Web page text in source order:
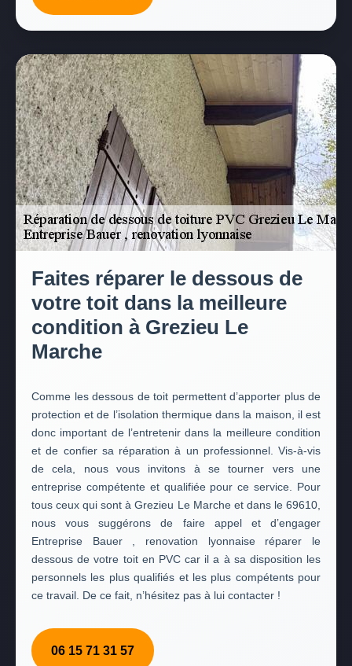
Faites réparer le dessous de
votre toit dans la meilleure
condition à Grezieu Le
Marche
Comme les dessous de toit permettent d’apporter plus de
protection et de l’isolation thermique dans la maison, il est
donc important de l’entretenir dans la meilleure condition
et de confier sa réparation à un professionnel. Vis-à-vis
de cela, nous vous invitons à se tourner vers une
entreprise compétente et qualifiée pour ce service. Pour
tous ceux qui sont à Grezieu Le Marche et dans le 69610,
nous vous suggérons de faire appel et d’engager
Entreprise Bauer , renovation lyonnaise réparer le
dessous de votre toit en PVC car il a à sa disposition les
personnels les plus qualifiés et les plus compétents pour
ce travail. De ce fait, n’hésitez pas à lui contacter !
06 15 71 31 57